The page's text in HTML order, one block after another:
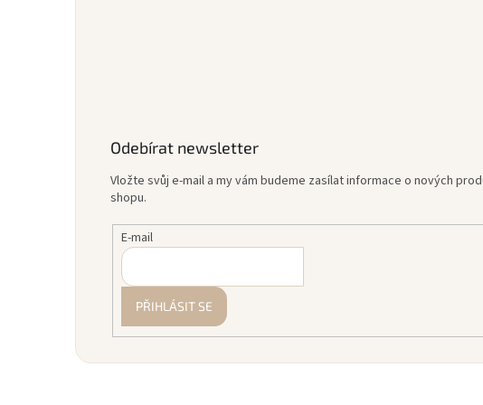
Odebírat newsletter
Vložte svůj e-mail a my vám budeme zasílat informace o nových
shopu.
E-mail
PŘIHLÁSIT SE